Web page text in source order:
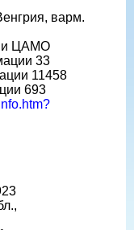
варм.
ЦАМО
33
11458
693